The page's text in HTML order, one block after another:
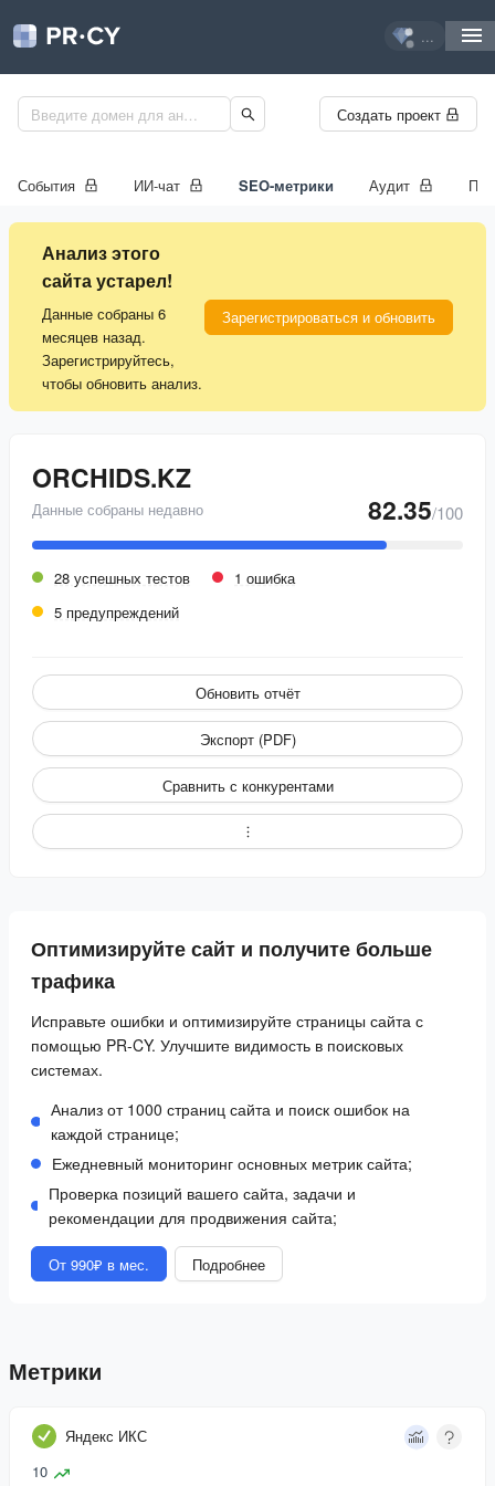
...
Создать проект
События ИИ-чат SEO-метрики Аудит
Анализ этого
сайта устарел!
Данные собраны 6
месяцев назад.
Зарегистрируйтесь,
чтобы обновить анализ.
Зарегистрироваться и обновить
ORCHIDS.KZ
Данные собраны недавно 82.35/100
28 успешных тестов
1 ошибка
5 предупреждений
Обновить отчёт
Экспорт (PDF)
Сравнить с конкурентами
Оптимизируйте сайт и получите больше
трафика
Исправьте ошибки и оптимизируйте страницы сайта с
помощью PR-CY. Улучшите видимость в поисковых
системах.
Анализ от 1000 страниц сайта и поиск ошибок на
каждой странице;
Ежедневный мониторинг основных метрик сайта;
Проверка позиций вашего сайта, задачи и
рекомендации для продвижения сайта;
От 990₽ в мес. Подробнее
Метрики
Яндекс ИКС
10